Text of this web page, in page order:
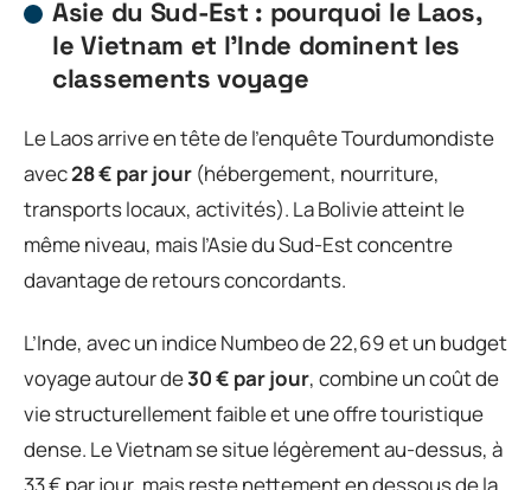
Asie du Sud-Est : pourquoi le Laos,
le Vietnam et l’Inde dominent les
classements voyage
Le Laos arrive en tête de l’enquête Tourdumondiste
avec28 € par jour (hébergement, nourriture,
transports locaux, activités). La Bolivie atteint le
même niveau, mais l’Asie du Sud-Est concentre
davantage de retours concordants.
L’Inde, avec un indice Numbeo de 22,69 et un budget
voyage autour de30 € par jour, combine un coût de
vie structurellement faible et une offre touristique
dense. Le Vietnam se situe légèrement au-dessus, à
33 € par jour, mais reste nettement en dessous de la